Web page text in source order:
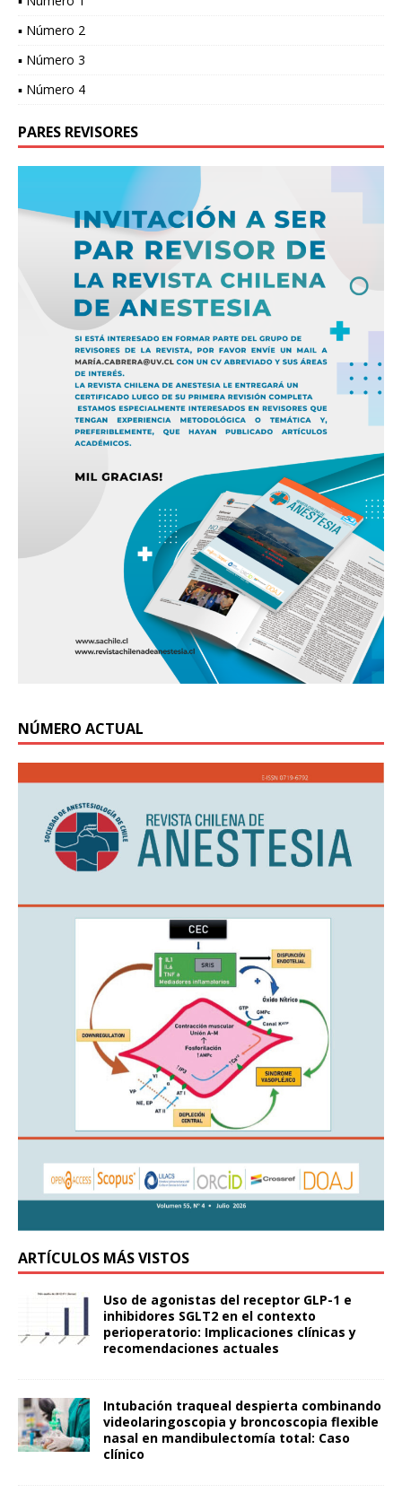
▪ Número 2
▪ Número 3
▪ Número 4
PARES REVISORES
NÚMERO ACTUAL
ARTÍCULOS MÁS VISTOS
Uso de agonistas del receptor GLP-1 e
inhibidores SGLT2 en el contexto
perioperatorio: Implicaciones clínicas y
recomendaciones actuales
Intubación traqueal despierta combinando
videolaringoscopia y broncoscopia flexible
nasal en mandibulectomía total: Caso
clínico